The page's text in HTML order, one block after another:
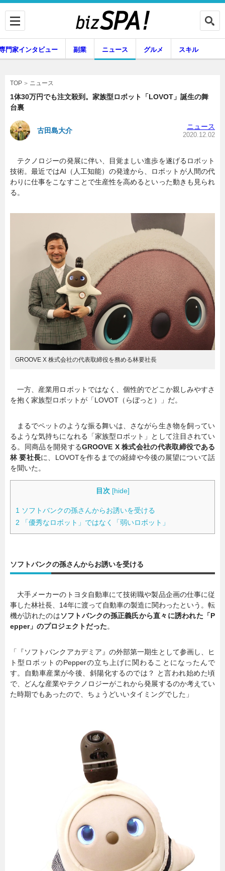
専門家インタビュー
副業 ニュース
暮らし
連載一覧
門家インタビュー 副業 ニュース グルメ スキル
TOP ニュース
1体30万円でも注文殺到。家族型ロボット「LOVOT」誕生の舞
台裏
古田島大介 ニュース
2020.12.02
テクノロジーの発展に伴い、目覚ましい進歩を遂げるロボット
技術。最近ではAI（人工知能）の発達から、ロボットが人間の代
わりに仕事をこなすことで生産性を高めるといった動きも見られ
る。
GROOVE X 株式会社の代表取締役を務める林要社長
一方、産業用ロボットではなく、個性的でどこか親しみやすさ
を抱く家族型ロボットが「LOVOT（らぼっと）」だ。
まるでペットのような振る舞いは、さながら生き物を飼ってい
るような気持ちになれる「家族型ロボット」として注目されてい
る。同商品を開発するGROOVE X 株式会社の代表取締役である
林 要社長に、LOVOTを作るまでの経緯や今後の展望について話
を聞いた。
目次 [hide]
1 ソフトバンクの孫さんからお誘いを受ける
2 「優秀なロボット」ではなく「弱いロボット」
ソフトバンクの孫さんからお誘いを受ける
大手メーカーのトヨタ自動車にて技術職や製品企画の仕事に従
事した林社長、14年に渡って自動車の製造に関わったという。転
機が訪れたのはソフトバンクの孫正義氏から直々に誘われた「P
epper」のプロジェクトだった。
「『ソフトバンクアカデミア』の外部第一期生として参画し、ヒ
ト型ロボットのPepperの立ち上げに関わることになったんで
す。自動車産業が今後、斜陽化するのでは？ と言われ始めた頃
で、どんな産業やテクノロジーがこれから発展するのか考えてい
た時期でもあったので、ちょうどいいタイミングでした」